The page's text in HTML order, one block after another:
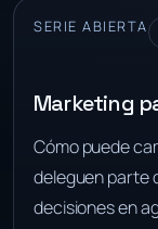
SERIE ABIERTA
Marketing
Cómo puede
deleguen parte
decisiones en